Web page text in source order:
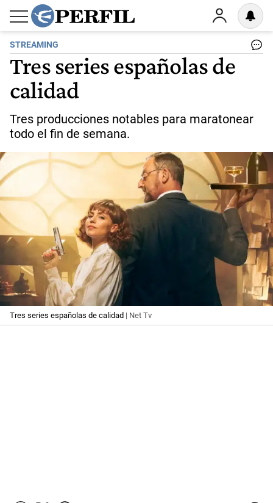
STREAMING
Tres series españolas de
calidad
Tres producciones notables para maratonear
todo el fin de semana.
Tres series españolas de calidad | Net Tv